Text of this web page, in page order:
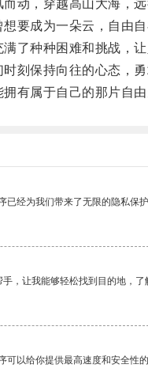
，穿越高山大海，远
成为一朵云，自由自
种种困难和挑战，让
保持向往的心态，勇
属于自己的那片自由
已经为我们带来了无限的隐私保护
，让我能够轻松找到目的地，了
可以给你提供最高速度和安全性